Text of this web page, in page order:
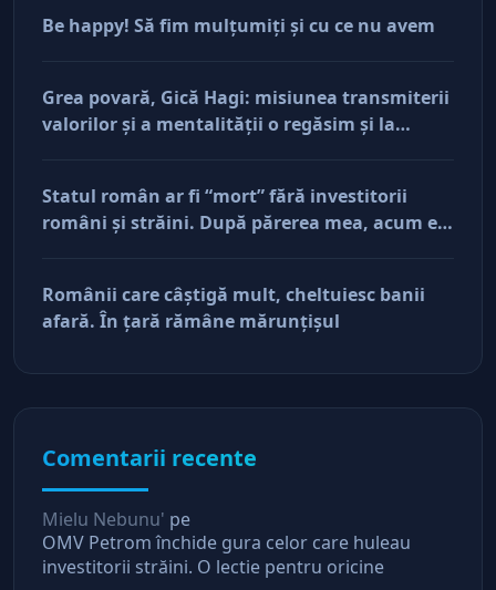
Be happy! Să fim mulţumiţi şi cu ce nu avem
Grea povară, Gică Hagi: misiunea transmiterii
valorilor şi a mentalităţii o regăsim şi la
Statul român ar fi “mort” fără investitorii
români şi străini. După părerea mea, acum e
Românii care câştigă mult, cheltuiesc banii
afară. În ţară rămâne mărunţişul
Comentarii recente
Mielu Nebunu' pe
OMV Petrom închide gura celor care huleau
investitorii străini. O lectie pentru oricine